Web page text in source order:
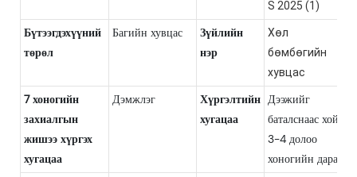
S 2025 (1)
Бүтээгдэхүүний
төрөл
Багийн хувцас
Зүйлийн
нэр
Хөл
бөмбөгийн
хувцас
7 хоногийн
захиалгын
жишээ хүргэх
хугацаа
Дэмжлэг
Хүргэлтийн
хугацаа
Дээжийг
баталснаас хойш
3-4 долоо
хоногийн дараа